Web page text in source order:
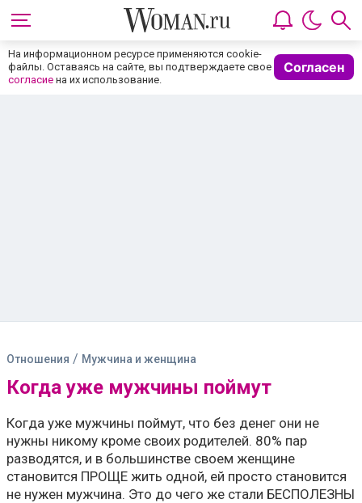
На информационном ресурсе применяются cookie-
файлы. Оставаясь на сайте, вы подтверждаете свое
согласие на их использование.
Согласен
Отношения / Мужчина и женщина
Когда уже мужчины поймут
Когда уже мужчины поймут, что без денег они не
нужны никому кроме своих родителей. 80% пар
разводятся, и в большинстве своем женщине
становится ПРОЩЕ жить одной, ей просто становится
не нужен мужчина. Это до чего же стали БЕСПОЛЕЗНЫ